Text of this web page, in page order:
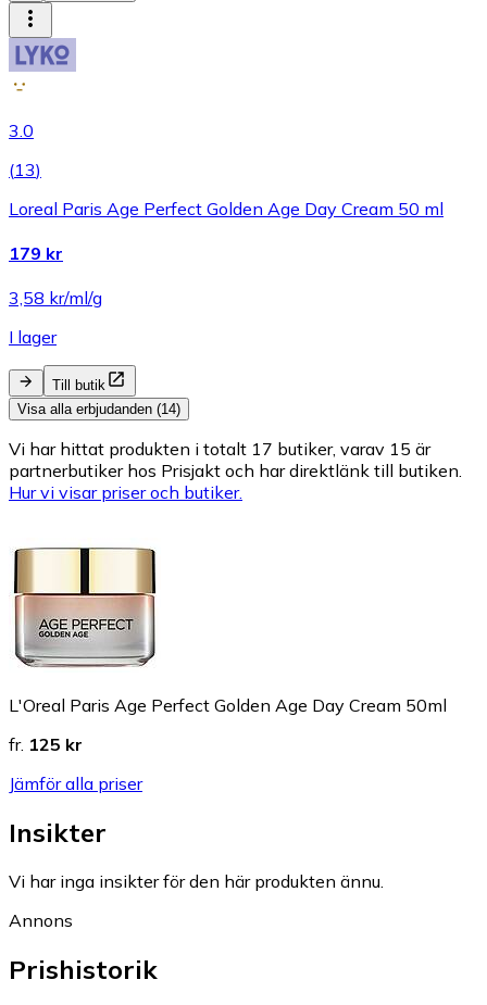
3.0
(13)
Loreal Paris Age Perfect Golden Age Day Cream 50 ml
179 kr
3,58 kr/ml/g
I lager
Till butik
Visa alla erbjudanden (14)
Vi har hittat produkten i totalt 17 butiker, varav 15 är
partnerbutiker hos Prisjakt och har direktlänk till butiken.
Hur vi visar priser och butiker.
L'Oreal Paris Age Perfect Golden Age Day Cream 50ml
fr. 125 kr
Jämför alla priser
Insikter
Vi har inga insikter för den här produkten ännu.
Annons
Prishistorik